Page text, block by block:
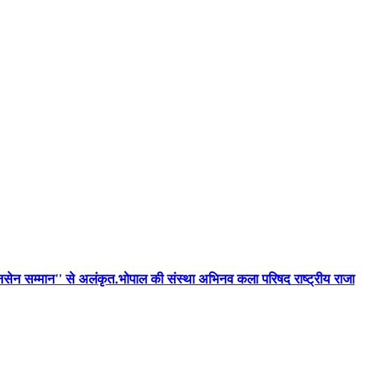
सम्मान'' से अलंकृत.भोपाल की संस्था अभिनव कला परिषद राष्ट्रीय राजा